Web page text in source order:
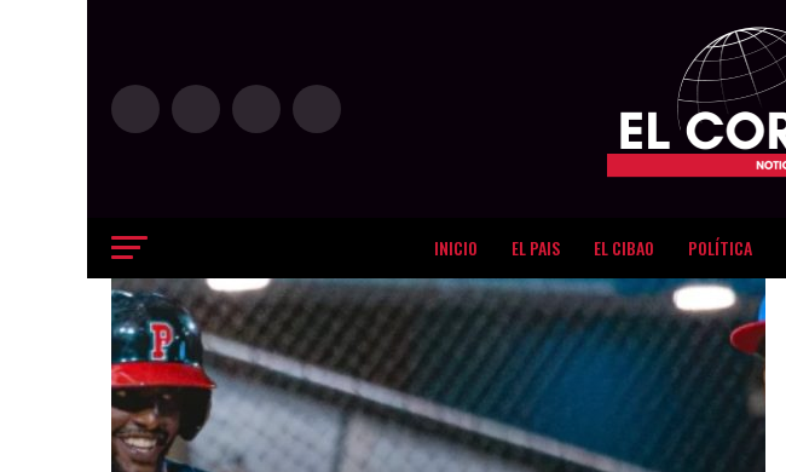
INICIO EL PAIS EL CIBAO POLÍTICA